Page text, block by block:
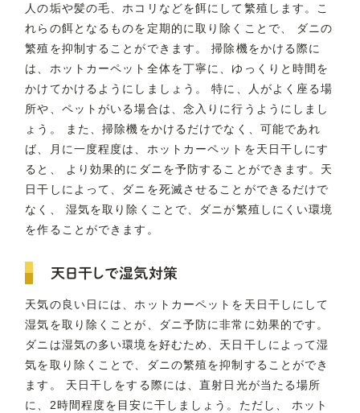
人の垢や髪の毛、ホコリなどを餌にして繁殖します。こ
れらの餌となるものを定期的に取り除くことで、 ダニの
繁殖を抑制することができます。 掃除機をかける際に
は、ホットカーペット全体を丁寧に、ゆっくりと時間を
かけてかけるようにしましょう。 特に、人がよく座る場
所や、ペットがいる場合は、念入りに行うようにしまし
ょう。 また、掃除機をかけるだけでなく、可能であれ
ば、月に一度程度は、ホットカーペットを天日干しにす
ると、 より効果的にダニを予防することができます。天
日干しによって、ダニを死滅させることができるだけで
なく、 湿気を取り除くことで、ダニが繁殖しにくい環境
を作ることができます。
天日干しで湿気対策
天気の良い日には、ホットカーペットを天日干しにして
湿気を取り除くことが、ダニ予防に非常に効果的です。
ダニは湿気の多い環境を好むため、天日干しによって湿
気を取り除くことで、ダニの繁殖を抑制することができ
ます。 天日干しをする際には、直射日光が当たる場所
に、2時間程度を目安に干しましょう。ただし、 ホット